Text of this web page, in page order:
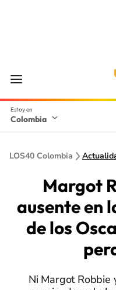
Colombia
LOS40 Colombia
Margot
ausente en
de los
Ni Margot Robbie